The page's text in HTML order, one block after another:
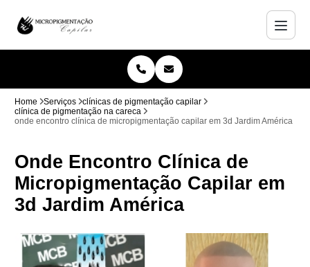
Home Serviços
clínicas de pigmentação capilar
clínica de pigmentação na careca
onde encontro clínica de micropigmentação capilar em 3d Jardim América
Onde Encontro Clínica de
Micropigmentação Capilar em
3d Jardim América